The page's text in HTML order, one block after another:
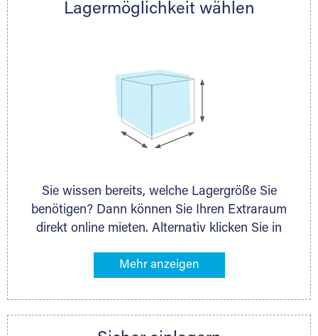
nächstgelegenen Partner und besprechen alles
Lagermöglichkeit wählen
Sie wissen bereits, welche Lagergröße Sie
benötigen? Dann können Sie Ihren Extraraum
direkt online mieten. Alternativ klicken Sie in
Gegenstände an, die Sie einlagern möchten –
ermittelt. Natürlich steht Ihnen Ihr Extraraum